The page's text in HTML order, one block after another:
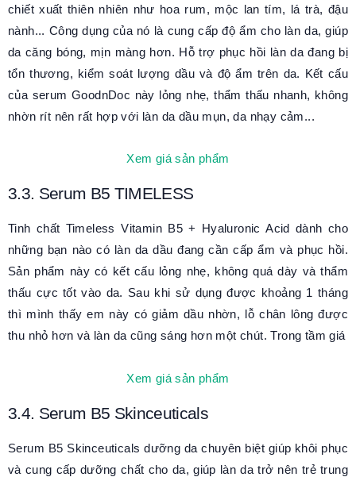
chiết xuất thiên nhiên như hoa rum, mộc lan tím, lá trà, đậu
nành... Công dụng của nó là cung cấp độ ẩm cho làn da, giúp
da căng bóng, mịn màng hơn. Hỗ trợ phục hồi làn da đang bị
tổn thương, kiểm soát lượng dầu và độ ẩm trên da. Kết cấu
của serum GoodnDoc này lỏng nhẹ, thẩm thấu nhanh, không
nhờn rít nên rất hợp với làn da dầu mụn, da nhạy cảm...
Xem giá sản phẩm
3.3. Serum B5 TIMELESS
Tinh chất Timeless Vitamin B5 + Hyaluronic Acid dành cho
những bạn nào có làn da dầu đang cần cấp ẩm và phục hồi.
Sản phẩm này có kết cấu lỏng nhẹ, không quá dày và thẩm
thấu cực tốt vào da. Sau khi sử dụng được khoảng 1 tháng
thì mình thấy em này có giảm dầu nhờn, lỗ chân lông được
thu nhỏ hơn và làn da cũng sáng hơn một chút. Trong tầm giá
Xem giá sản phẩm
3.4. Serum B5 Skinceuticals
Serum B5 Skinceuticals dưỡng da chuyên biệt giúp khôi phục
và cung cấp dưỡng chất cho da, giúp làn da trở nên trẻ trung